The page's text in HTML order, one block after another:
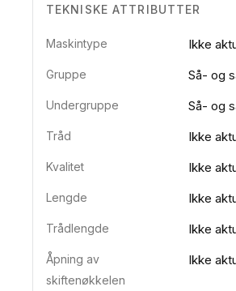
TEKNISKE ATTRIBUTTER
Maskintype Ikke
Gruppe Så- og
Undergruppe Så- og
Tråd Ikke
Kvalitet Ikke
Lengde Ikke
Trådlengde Ikke
Åpning av
skiftenøkkelen
Ikke